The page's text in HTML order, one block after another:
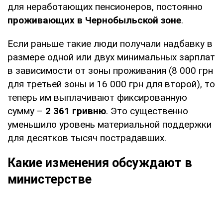
для неработающих пенсионеров, постоянно
проживающих в Чернобыльской зоне.
Если раньше такие люди получали надбавку в
размере одной или двух минимальных зарплат
в зависимости от зоны проживания (8 000 грн
для третьей зоны и 16 000 грн для второй), то
теперь им выплачивают фиксированную
сумму – 2 361 гривню. Это существенно
уменьшило уровень материальной поддержки
для десятков тысяч пострадавших.
Какие изменения обсуждают в
министерстве